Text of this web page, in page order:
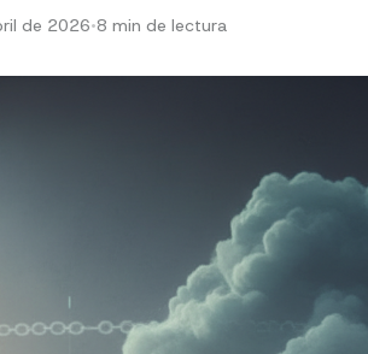
de 2026•8 min de lectura